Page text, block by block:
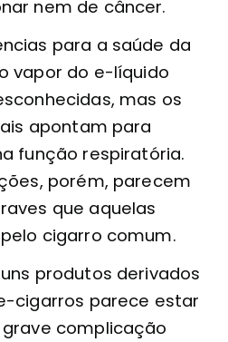
nem de câncer.
para a saúde da
vapor do e-líquido
mas os
apontam para
função respiratória.
porém, parecem
que aquelas
cigarro comum.
produtos derivados
cigarros parece estar
complicação